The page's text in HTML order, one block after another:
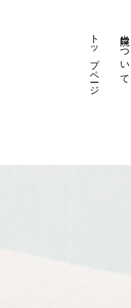
トップページ 当院について